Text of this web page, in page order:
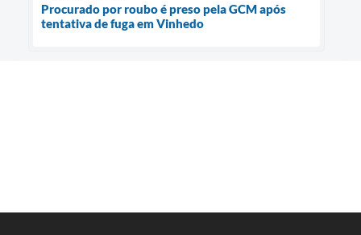
Procurado por roubo é preso pela GCM após
tentativa de fuga em Vinhedo